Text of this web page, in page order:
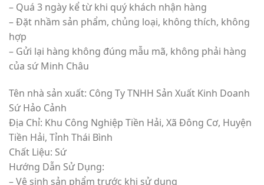
– Quá 3 ngày kể từ khi quý khách nhận hàng
– Đặt nhầm sản phẩm, chủng loại, không thích, không
hợp
– Gửi lại hàng không đúng mẫu mã, không phải hàng
của sứ Minh Châu
Tên nhà sản xuất: Công Ty TNHH Sản Xuất Kinh Doanh
Sứ Hảo Cảnh
Địa Chỉ: Khu Công Nghiệp Tiền Hải, Xã Đông Cơ, Huyện
Tiền Hải, Tỉnh Thái Bình
Chất Liệu: Sứ
Hướng Dẫn Sử Dụng:
– Vệ sinh sản phẩm trước khi sử dụng